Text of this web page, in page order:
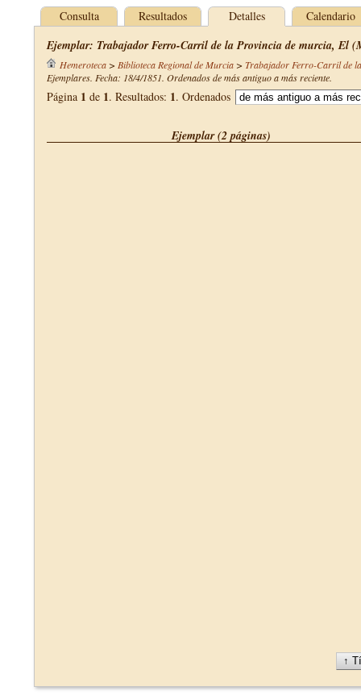
Consulta Resultados Detalles Calendario
Ejemplar: Trabajador Ferro-Carril de la Provincia de murcia, El
Hemeroteca> Biblioteca Regional de Murcia> Trabajador Ferro-Carril de
Ejemplares. Fecha: 18/4/1851. Ordenados de más antiguo a más reciente.
Página 1 de 1. Resultados: 1. Ordenados
Ejemplar (2 páginas)